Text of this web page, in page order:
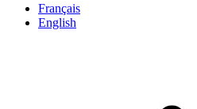
Français
English